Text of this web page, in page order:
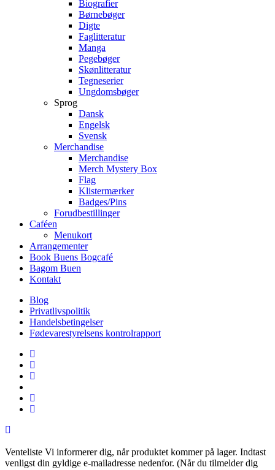
Biografier
Børnebøger
Digte
Faglitteratur
Manga
Pegebøger
Skønlitteratur
Tegneserier
Ungdomsbøger
Sprog
Dansk
Engelsk
Svensk
Merchandise
Merchandise
Merch Mystery Box
Flag
Klistermærker
Badges/Pins
Forudbestillinger
Caféen
Menukort
Arrangementer
Book Buens Bogcafé
Bagom Buen
Kontakt
Blog
Privatlivspolitik
Handelsbetingelser
Fødevarestyrelsens kontrolrapport
facebook
linkedin
instagram
phone
email
Venteliste Vi informerer dig, når produktet kommer på lager. Indtast
venligst din gyldige e-mailadresse nedenfor. (Når du tilmelder dig